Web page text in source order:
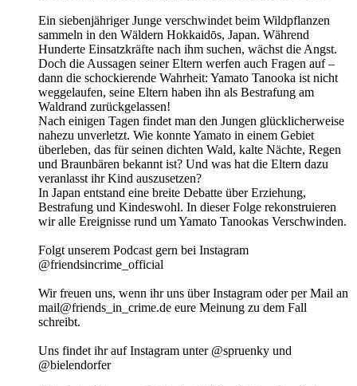
Ein siebenjähriger Junge verschwindet beim Wildpflanzen
sammeln in den Wäldern Hokkaidōs, Japan. Während
Hunderte Einsatzkräfte nach ihm suchen, wächst die Angst.
Doch die Aussagen seiner Eltern werfen auch Fragen auf –
dann die schockierende Wahrheit: Yamato Tanooka ist nicht
weggelaufen, seine Eltern haben ihn als Bestrafung am
Waldrand zurückgelassen!
Nach einigen Tagen findet man den Jungen glücklicherweise
nahezu unverletzt. Wie konnte Yamato in einem Gebiet
überleben, das für seinen dichten Wald, kalte Nächte, Regen
und Braunbären bekannt ist? Und was hat die Eltern dazu
veranlasst ihr Kind auszusetzen?
In Japan entstand eine breite Debatte über Erziehung,
Bestrafung und Kindeswohl. In dieser Folge rekonstruieren
wir alle Ereignisse rund um Yamato Tanookas Verschwinden.
Folgt unserem Podcast gern bei Instagram
@friendsincrime_official
Wir freuen uns, wenn ihr uns über Instagram oder per Mail an
mail@friends_in_crime.de eure Meinung zu dem Fall
schreibt.
Uns findet ihr auf Instagram unter @spruenky und
@bielendorfer